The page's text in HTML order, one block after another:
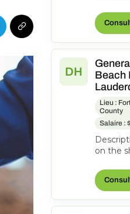
St.,
States
DH
Beach
Lieu :
County
Salaire :
on the
Resort